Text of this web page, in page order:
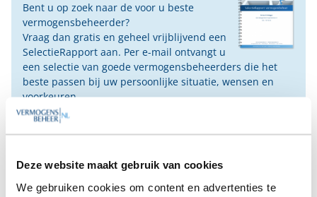
Deze website maakt gebruik van cookies
We gebruiken cookies om content en advertenties te
Bent u op zoek naar de voor u beste
vermogensbeheerder?
Vraag dan gratis en geheel vrijblijvend een
SelectieRapport aan. Per e-mail ontvangt u
een selectie van goede vermogensbeheerders die het
beste passen bij uw persoonlijke situatie, wensen en
voorkeuren.
Gratis Selectierapport